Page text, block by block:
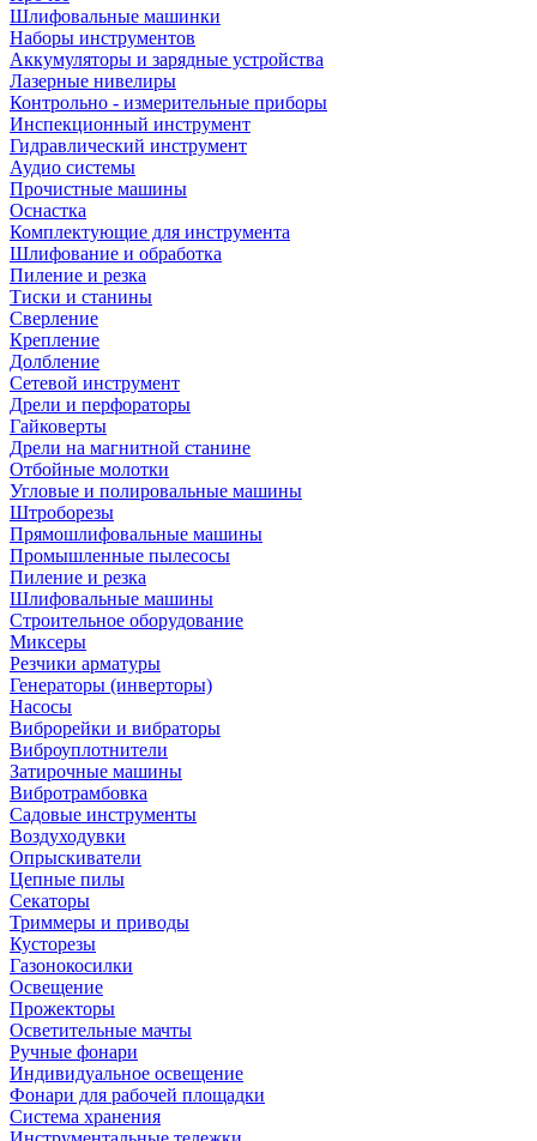
Шлифовальные машинки
Наборы инструментов
Аккумуляторы и зарядные устройства
Лазерные нивелиры
Контрольно - измерительные приборы
Инспекционный инструмент
Гидравлический инструмент
Аудио системы
Прочистные машины
Оснастка
Комплектующие для инструмента
Шлифование и обработка
Пиление и резка
Тиски и станины
Сверление
Крепление
Долбление
Сетевой инструмент
Дрели и перфораторы
Гайковерты
Дрели на магнитной станине
Отбойные молотки
Угловые и полировальные машины
Штроборезы
Прямошлифовальные машины
Промышленные пылесосы
Пиление и резка
Шлифовальные машины
Строительное оборудование
Миксеры
Резчики арматуры
Генераторы (инверторы)
Насосы
Виброрейки и вибраторы
Виброуплотнители
Затирочные машины
Вибротрамбовка
Садовые инструменты
Воздуходувки
Опрыскиватели
Цепные пилы
Секаторы
Триммеры и приводы
Кусторезы
Газонокосилки
Освещение
Прожекторы
Осветительные мачты
Ручные фонари
Индивидуальное освещение
Фонари для рабочей площадки
Система хранения